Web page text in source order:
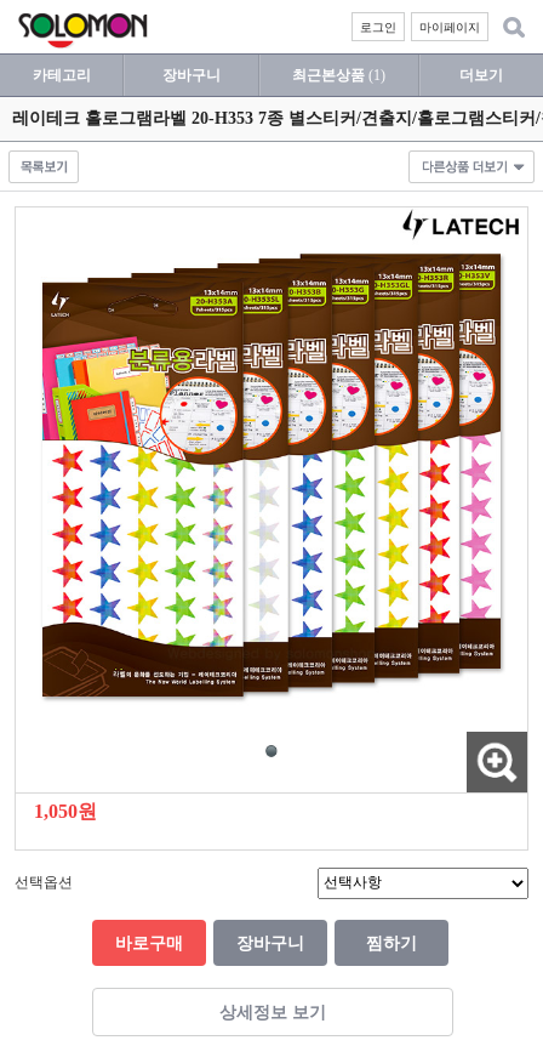
마이페이지
로그인
카테고리 장바구니 최근본상품 (1) 더보기
레이테크 홀로그램라벨 20-H353 7종 별스티커/견출지/홀로그램스티
1,050원
선택옵션
바로구매 장바구니 찜하기
상세정보 보기